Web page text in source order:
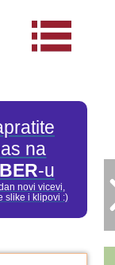
na
-u
novi vicevi,
slike i klipovi :)